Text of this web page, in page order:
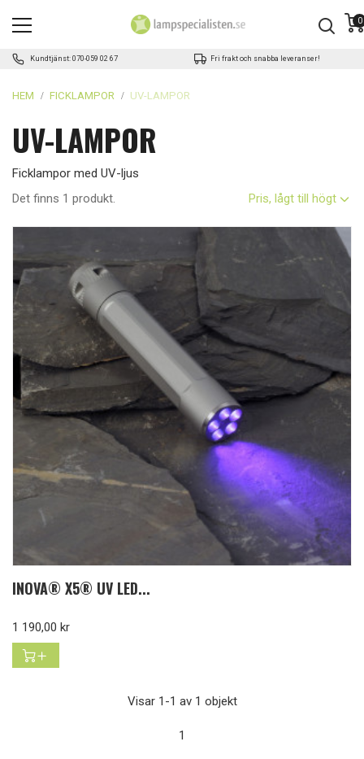
Kundtjänst: 070-059 02 67 Fri frakt och snabba leveranser!
0
HEM FICKLAMPOR UV-LAMPOR
UV-LAMPOR
Ficklampor med UV-ljus
Det finns 1 produkt.
Pris, lågt till högt
INOVA® X5® UV LED...
Pris
1 190,00 kr
Visar 1-1 av 1 objekt
1